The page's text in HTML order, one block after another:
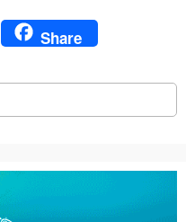
PrintFriendly
Share